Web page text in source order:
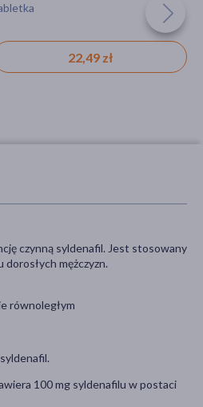
22,49 zł
czynną syldenafil. Jest stosowany
mężczyzn.
równoległym
100 mg syldenafilu w postaci